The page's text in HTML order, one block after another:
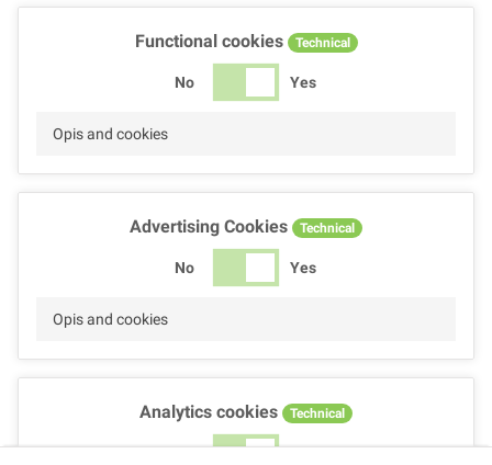
Functional cookies Technical
No Yes
Opis and cookies
Advertising Cookies Technical
No Yes
Opis and cookies
Analytics cookies Technical
No Yes